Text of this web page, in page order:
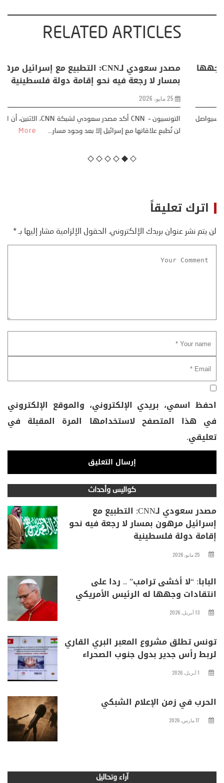
RELATED ARTICLES
البابا: “لا أخشى ترامب” .. ردا على انتقادات وجهها
له الرئيس الأمريكي
قال البابا لاون الرابع عشر إنه “لا يخشى” إدارة ترامب، وإنه سيواصل
معارضته للحرب، وذلك بعد أن شنّ الرئيس الأم...
More
اترك تعليقاً
لن يتم نشر عنوان بريدك الإلكتروني. الحقول الإلزامية مشار إليها بـ*
احفظ اسمي، بريدي الإلكتروني، والموقع الإلكتروني
في هذا المتصفح لاستخدامها المرة المقبلة في
تعليقي.
كواليس وأحداث
مصدر سعودي لـCNN: التطبيع مع
إسرائيل مرهون بمسار لا رجعة فيه نحو
إقامة دولة فلسطينية
25 مايو، 2026
البابا: “لا أخشى ترامب” .. ردا على
انتقادات وجهها له الرئيس الأمريكي
13 أبريل، 2026
تونس تطلق مشروع المعبر البري القاري
لربط رأس جدير بدول جنوب الصحراء
1 أبريل، 2026
الحرب في زمن الإعلام الشبكي
17 مارس، 2026
آراء وتحاليل